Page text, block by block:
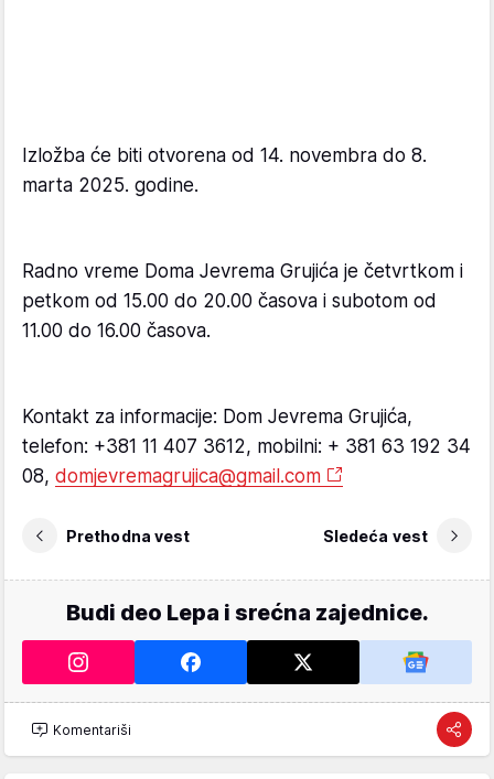
Izložba će biti otvorena od 14. novembra do 8.
marta 2025. godine.
Radno vreme Doma Jevrema Grujića je četvrtkom i
petkom od 15.00 do 20.00 časova i subotom od
11.00 do 16.00 časova.
Kontakt za informacije: Dom Jevrema Grujića,
telefon: +381 11 407 3612, mobilni: + 381 63 192 34
08, domjevremagrujica@gmail.com
Prethodna vest Sledeća vest
Budi deo Lepa i srećna zajednice.
Komentariši